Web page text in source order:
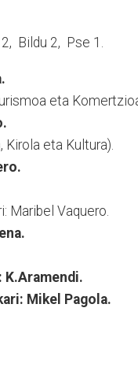
Bildu 2, Pse 1.
eta
Kirola eta Kultura).
Maribel Vaquero.
K.Aramendi.
Mikel Pagola.